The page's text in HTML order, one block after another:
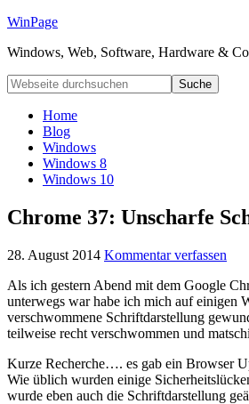
WinPage
Windows, Web, Software, Hardware & Co
Home
Blog
Windows
Windows 8
Windows 10
Chrome 37: Unscharfe
28. August 2014 Kommentar verfassen
Als ich gestern Abend mit dem Google
unterwegs war habe ich mich auf einigen
verschwommene Schriftdarstellung
teilweise recht verschwommen und
Kurze Recherche…. es gab ein Browser
Wie üblich wurden einige
wurde eben auch die Schriftdarstellung